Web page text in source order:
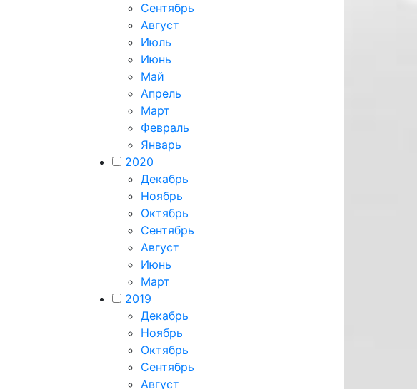
Сентябрь
Август
Июль
Июнь
Май
Апрель
Март
Февраль
Январь
2020
Декабрь
Ноябрь
Октябрь
Сентябрь
Август
Июнь
Март
2019
Декабрь
Ноябрь
Октябрь
Сентябрь
Август